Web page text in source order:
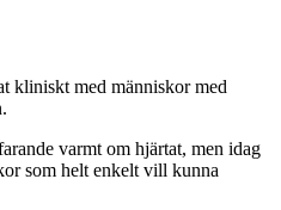
kliniskt med människor med
varmt om hjärtat, men idag
som helt enkelt vill kunna